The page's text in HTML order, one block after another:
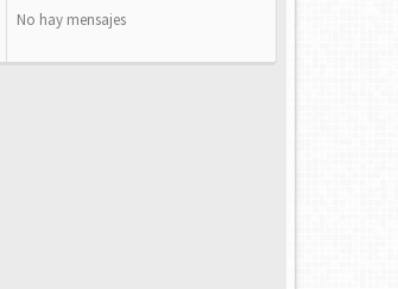
No hay mensajes